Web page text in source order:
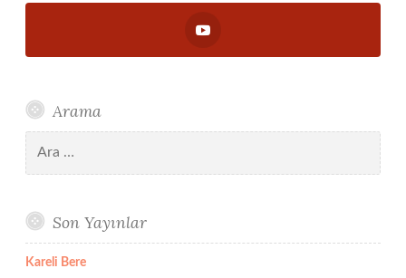
Arama
Son Yayınlar
Kareli Bere